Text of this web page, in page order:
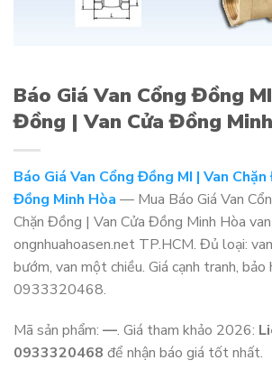
Báo Giá Van Cổng Đồng
Đồng | Van Cửa Đồng
Báo Giá Van Cổng Đồng MI | Van
Đồng Minh Hòa — Mua Báo Giá Van
Chặn Đồng | Van Cửa Đồng Minh Hòa
ongnhuahoasen.net TP.HCM. Đủ loại:
bướm, van một chiều. Giá cạnh tranh, bảo
0933320468.
Mã sản phẩm: —. Giá tham khảo 2026:
0933320468 để nhận báo giá tốt nhất.